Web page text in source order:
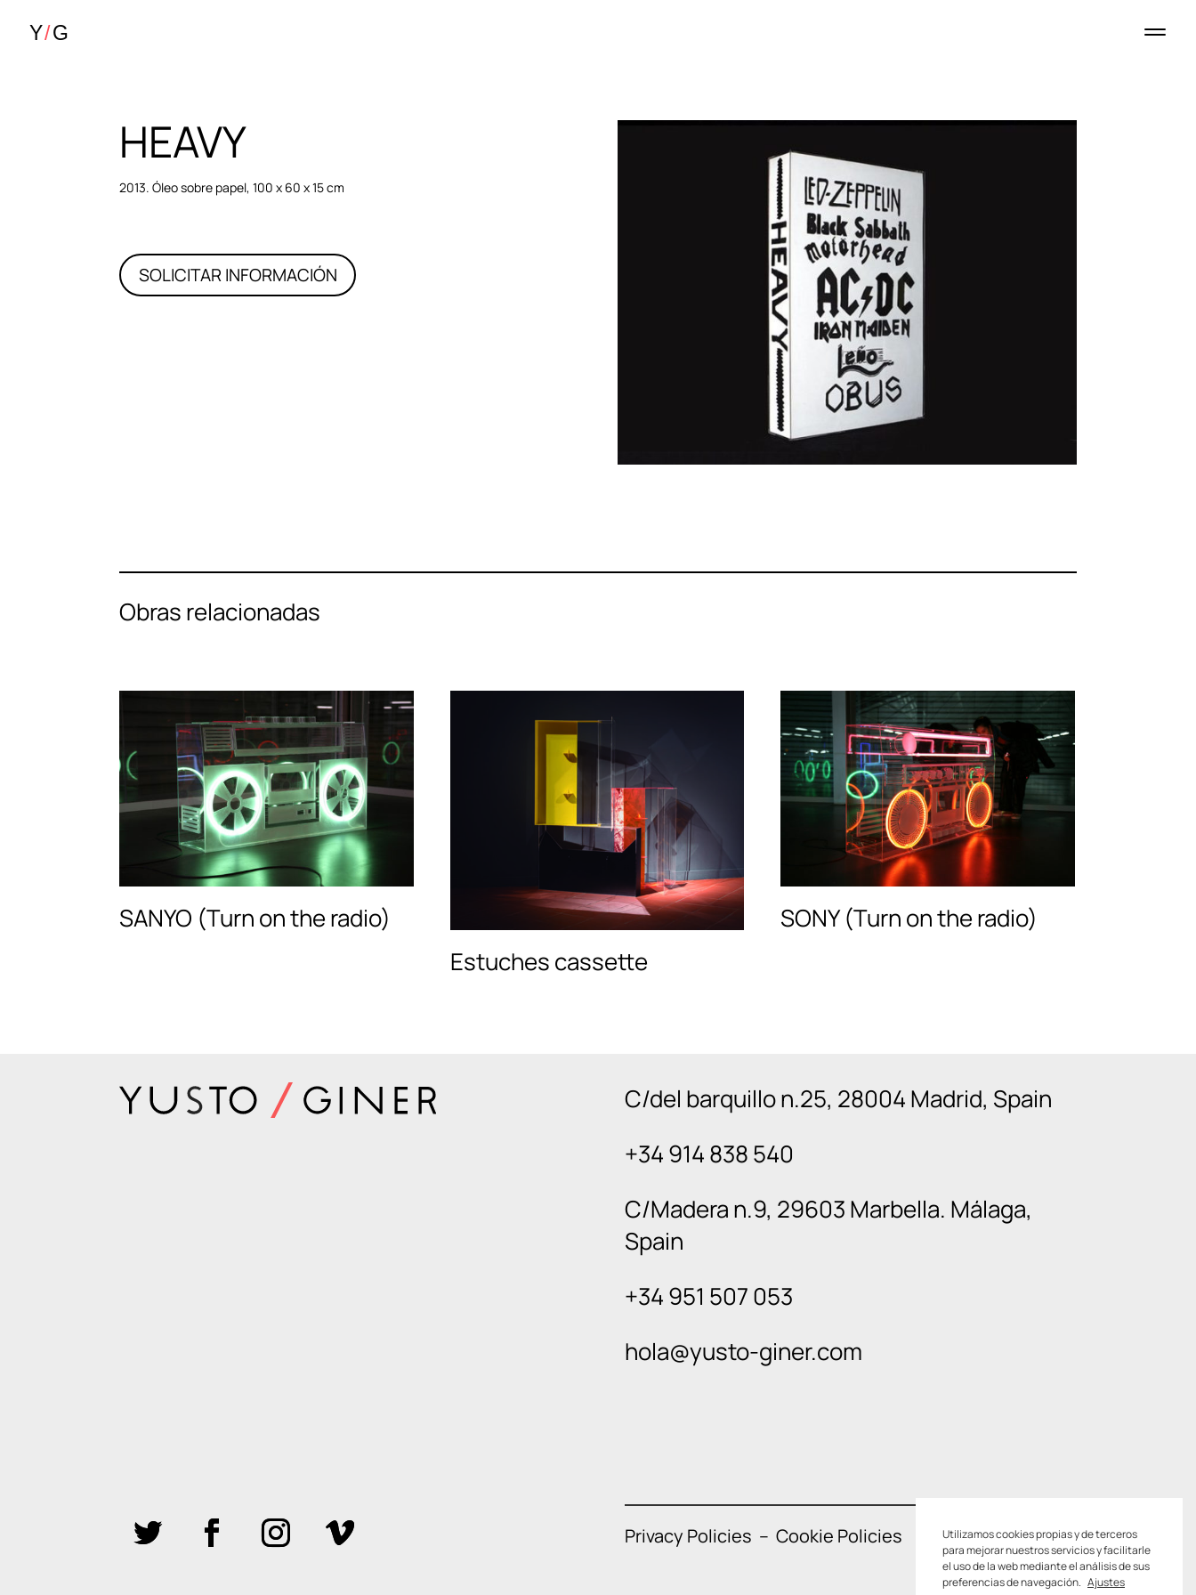
HEAVY
2013. Óleo sobre papel, 100 x 60 x 15 cm
SOLICITAR INFORMACIÓN
Obras relacionadas
SANYO (Turn on the radio)
Estuches cassette
SONY (Turn on the radio)
C/del barquillo n.25, 28004 Madrid, Spain
+34 914 838 540
C/Madera n.9, 29603 Marbella. Málaga,
Spain
+34 951 507 053
hola@yusto-giner.com
Privacy Policies – Cookie Policies
Utilizamos cookies propias y de terceros
para mejorar nuestros servicios y facilitarle
el uso de la web mediante el análisis de sus
preferencias de navegación. Ajustes